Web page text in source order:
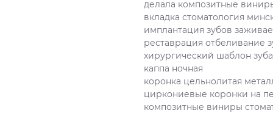
делала композитные
вкладка стоматология
имплантация зубов
реставрация отбеливание
хирургический шаблон зуба
каппа ночная
коронка цельнолитая
циркониевые коронки на
композитные виниры